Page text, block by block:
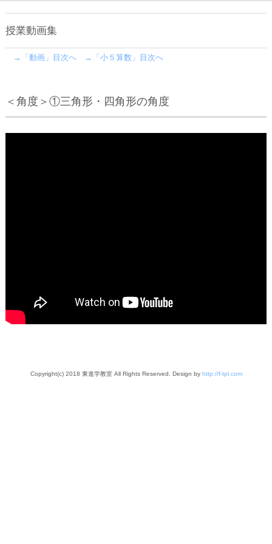
授業動画集
→「動画」目次へ →「小５算数」目次へ
＜角度＞①三角形・四角形の角度
Copyright(c) 2018 東進学教室 All Rights Reserved. Design by http://f-tpl.com